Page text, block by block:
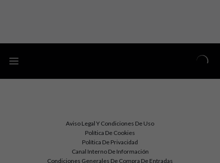
Aviso Legal Y Condiciones De Uso
Política De Cookies
Política De Privacidad
Canal Interno De Información
Condiciones Generales De Compra De Entradas